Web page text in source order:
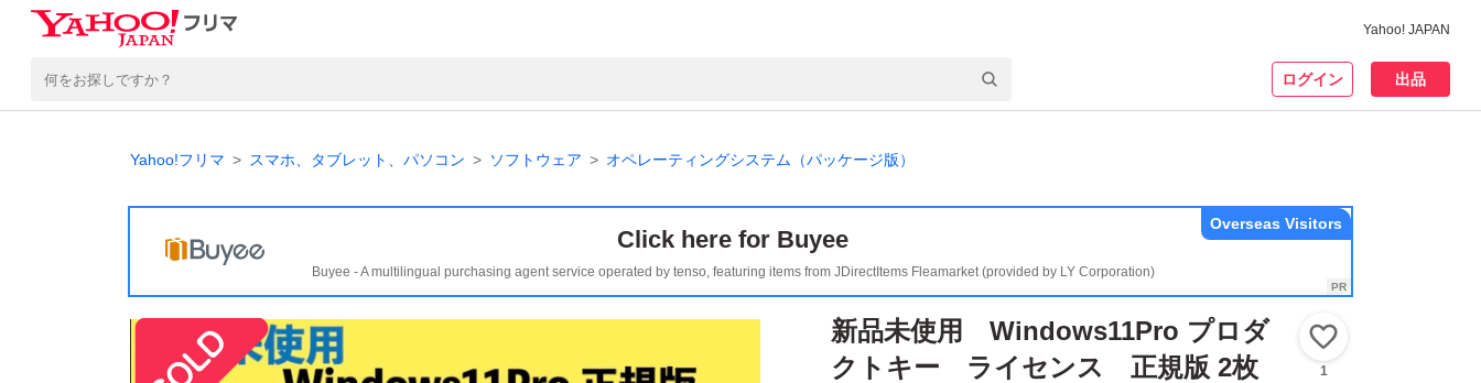
Yahoo! JAPAN
ログイン 出品
Yahoo!フリマ スマホ、タブレット、パソコン ソフトウェア オペレーティングシステム（パッケージ版）
Click here for Buyee
Buyee - A multilingual purchasing agent service operated by tenso, featuring items from JDirectItems Fleamarket (provided by LY Corporation)
Overseas Visitors
新品未使用 Windows11Pro プロダ
クトキー ライセンス 正規版 2枚
1